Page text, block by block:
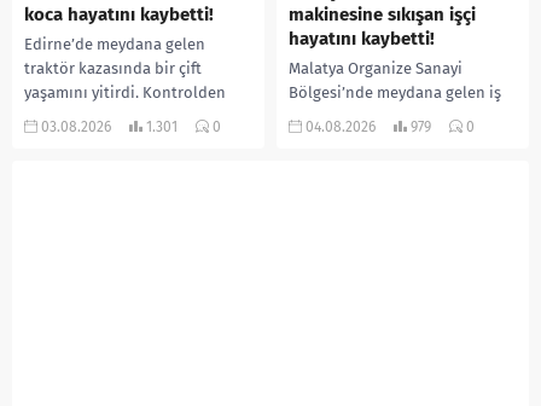
koca hayatını kaybetti!
Edirne’de meydana gelen
traktör kazasında bir çift
yaşamını yitirdi. Kontrolden
çıkarak devrilen traktörün
03.08.2026 1.301 0
makinesine sıkışan işçi
hayatını kaybetti!
Malatya Organize Sanayi
Bölgesi’nde meydana gelen iş
kazasında, pres makinesine
04.08.2026 979 0